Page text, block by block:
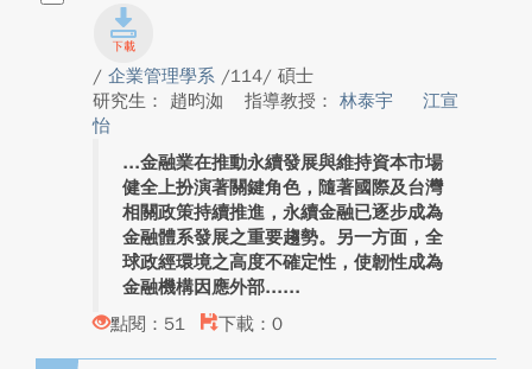
/ 企業管理學系 /114/ 碩士
研究生： 趙昀洳
指導教授： 林泰宇
江宣
怡
金融業在推動永續發展與維持資本市場
健全上扮演著關鍵角色，隨著國際及台灣
相關政策持續推進，永續金融已逐步成為
金融體系發展之重要趨勢。另一方面，全
球政經環境之高度不確定性，使韌性成為
金融機構因應外部...
點閱：51
下載：0